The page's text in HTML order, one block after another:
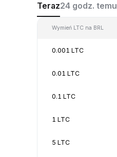
Teraz24 godz. temu
Wymień LTC na BRL
0.001 LTC
0.01 LTC
0.1 LTC
1 LTC
5 LTC